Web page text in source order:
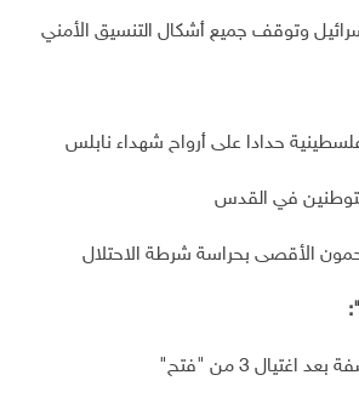
وتوقف جميع أشكال التنسيق الأمني
حدادا على أرواح شهداء نابلس
في القدس
الأقصى بحراسة شرطة الاحتلال
3 من "فتح"